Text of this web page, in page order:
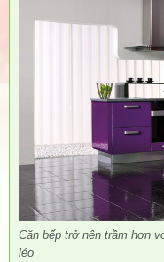
Căn bếp trở nên trầm hơn
léo